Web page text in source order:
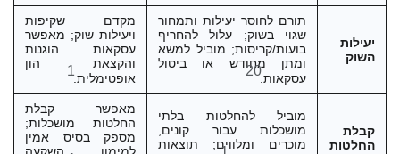
יעילות
השוק
תורם לחוסר יעילות ותמחור
שגוי בשוק; עלול להחריף
בועות/קריסות; מוביל למשא
ומתן מחודש או ביטול
עסקאות.20
מקדם שקיפות
ויעילות שוק; מאפשר
עסקאות הוגנות
והקצאת הון
אופטימלית.1
קבלת
החלטות
מוביל להחלטות בלתי
מושכלות עבור קונים,
מוכרים ומלווים; תוצאות
מאפשר קבלת
החלטות מושכלות;
מספק בסיס אמין